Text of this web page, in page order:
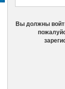
Вы должны